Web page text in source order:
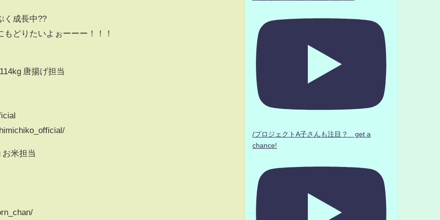
く成長中??
どりたいよぉーーー！！！
唐揚げ担当
お米担当
/プロジェクトA子さんも注目？ get a
chance!